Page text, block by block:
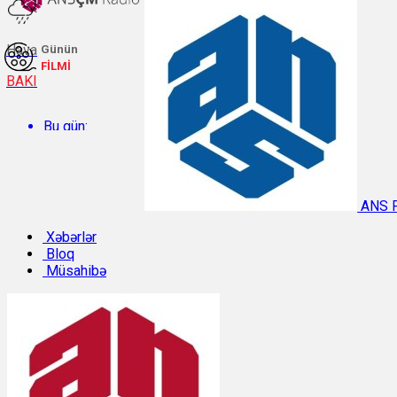
Hava
BAKI
Bu gün:
Temperatur: 27°C. Rütubət: 61%.
Sabah:
Günün
FİLMİ
ANS
Xəbərlər
Bloq
Müsahibə